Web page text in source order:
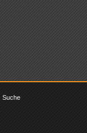
Suche